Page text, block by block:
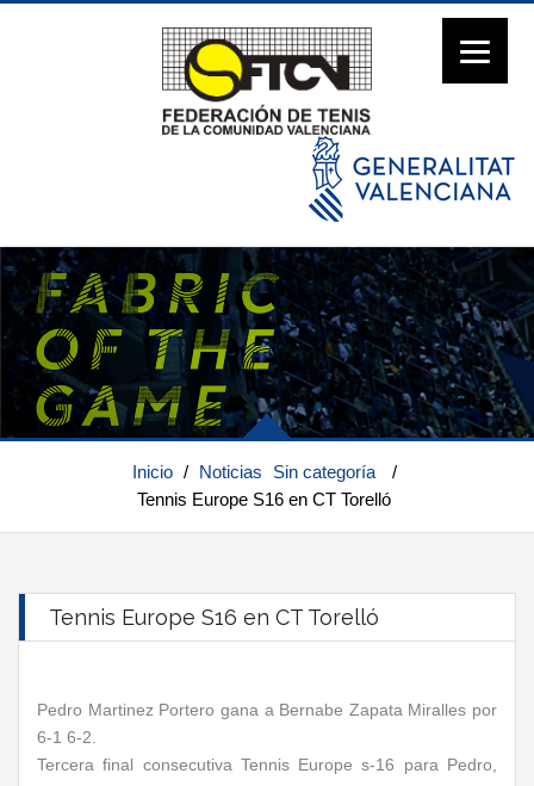
Inicio / Noticias Sin categoría
/
Tennis Europe S16 en CT Torelló
Tennis Europe S16 en CT Torelló
Pedro Martinez Portero gana a Bernabe Zapata Miralles por
6-1 6-2.
Tercera final consecutiva Tennis Europe s-16 para Pedro,